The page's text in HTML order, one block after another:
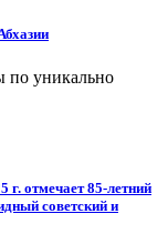
по уникально
отмечает 85-летний
советский и